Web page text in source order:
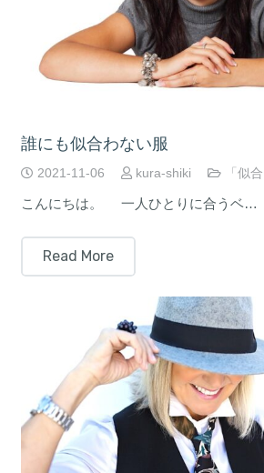
誰にも似合わない服
2021-11-06 kura-shiki 「似
こんにちは。 一人ひとりに合うベ…
Read More